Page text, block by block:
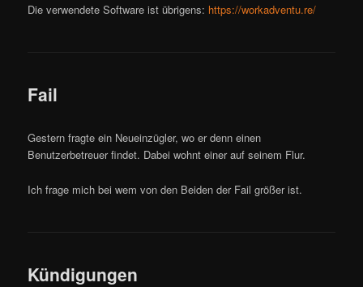
Die verwendete Software ist übrigens: https://workadventu.re/
Fail
Gestern fragte ein Neueinzügler, wo er denn einen
Benutzerbetreuer findet. Dabei wohnt einer auf seinem Flur.
Ich frage mich bei wem von den Beiden der Fail größer ist.
Kündigungen